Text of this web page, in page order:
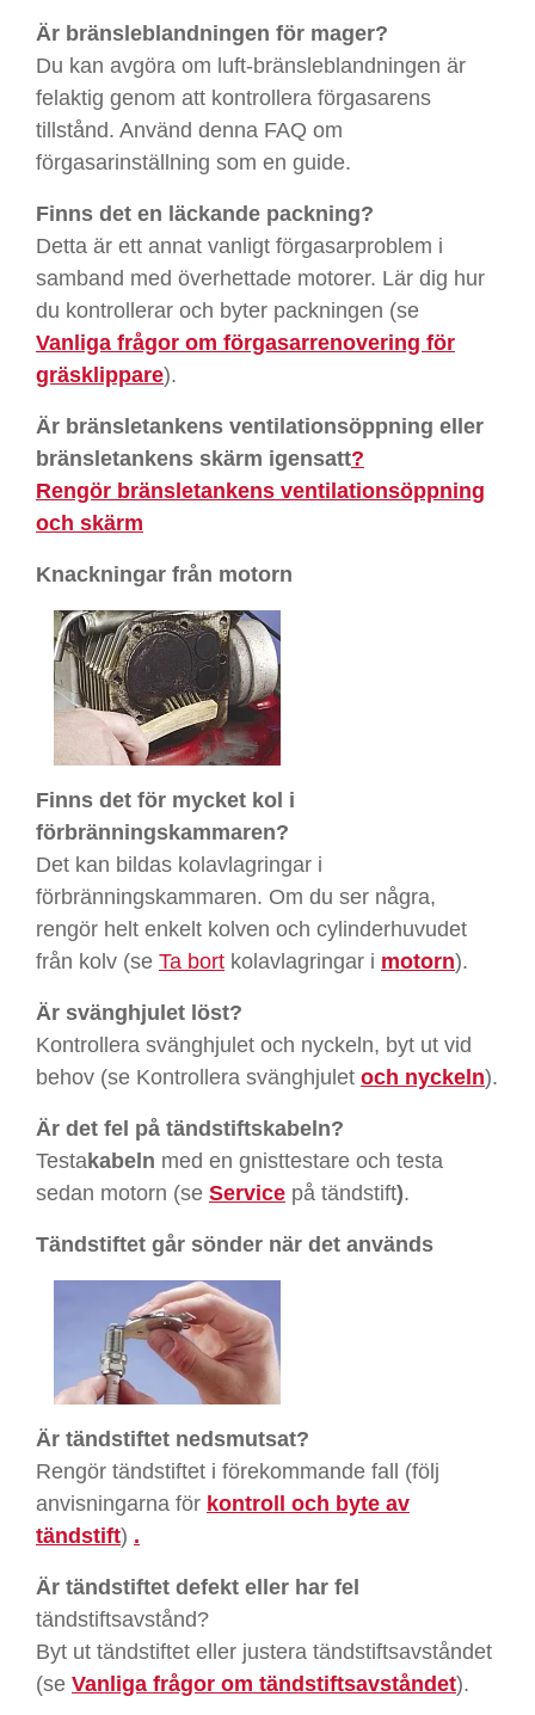
Är bränsleblandningen för mager?
Du kan avgöra om luft-bränsleblandningen är
felaktig genom att kontrollera förgasarens
tillstånd. Använd denna FAQ om
förgasarinställning som en guide.
Finns det en läckande packning?
Detta är ett annat vanligt förgasarproblem i
samband med överhettade motorer. Lär dig hur
du kontrollerar och byter packningen (se
Vanliga frågor om förgasarrenovering för
gräsklippare).
Är bränsletankens ventilationsöppning eller
bränsletankens skärm igensatt?
Rengör bränsletankens ventilationsöppning
och skärm
Knackningar från motorn
Finns det för mycket kol i
förbränningskammaren?
Det kan bildas kolavlagringar i
förbränningskammaren. Om du ser några,
rengör helt enkelt kolven och cylinderhuvudet
från kolv (se Ta bort kolavlagringar i motorn).
Är svänghjulet löst?
Kontrollera svänghjulet och nyckeln, byt ut vid
behov (se Kontrollera svänghjulet och nyckeln).
Är det fel på tändstiftskabeln?
Testakabeln med en gnisttestare och testa
sedan motorn (se Service på tändstift).
Tändstiftet går sönder när det används
Är tändstiftet nedsmutsat?
Rengör tändstiftet i förekommande fall (följ
anvisningarna för kontroll och byte av
tändstift) .
Är tändstiftet defekt eller har fel
tändstiftsavstånd?
Byt ut tändstiftet eller justera tändstiftsavståndet
(se Vanliga frågor om tändstiftsavståndet).